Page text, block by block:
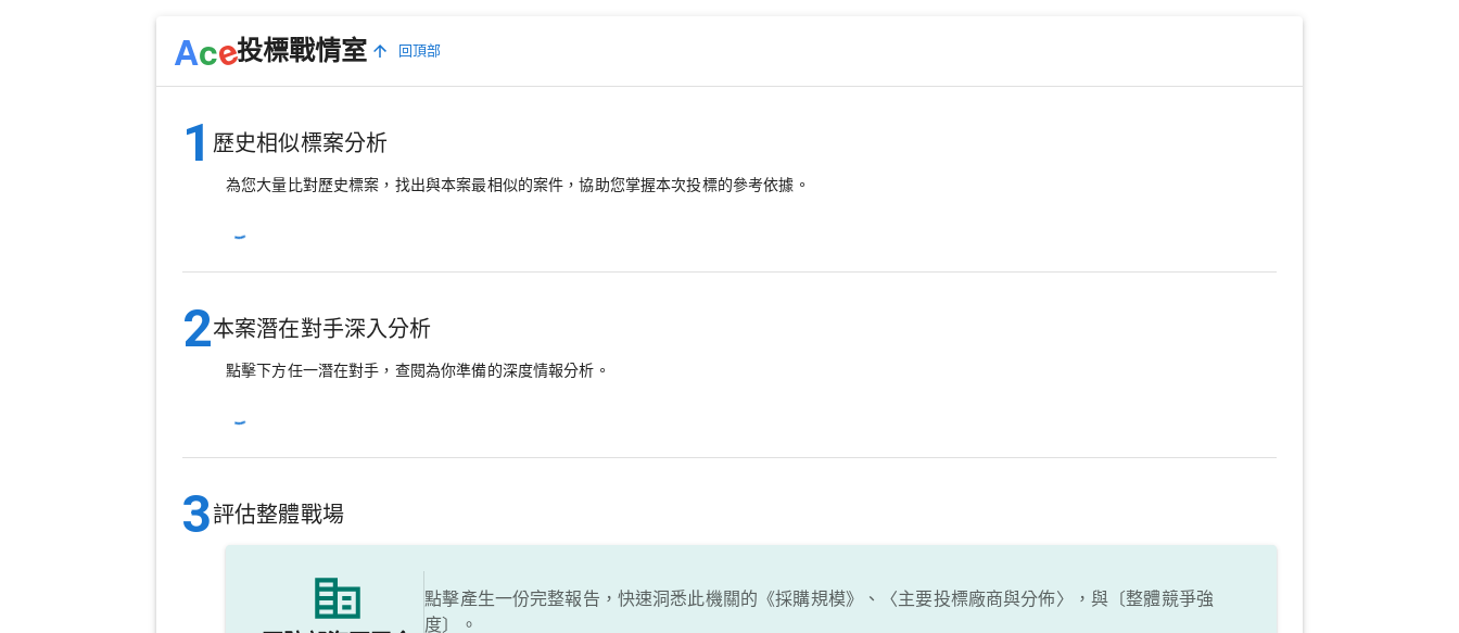
Ace投標戰情室 回頂部
1 歷史相似標案分析
為您大量比對歷史標案，找出與本案最相似的案件，協助您掌握本次投標的參考依據。
2本案潛在對手深入分析
點擊下方任一潛在對手，查閱為你準備的深度情報分析。
3評估整體戰場
點擊產生一份完整報告，快速洞悉此機關的《採購規模》、〈主要投標廠商與分佈〉，與〔整體競爭強
度〕。